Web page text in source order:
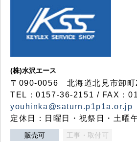
(株)水沢エース
〒090-0056 北海道北見市卸町
TEL：0157-36-2151 / FAX：
youhinka@saturn.p1p1a.or.jp
定休日：日曜日・祝祭日・土曜
販売可 工事・取付可